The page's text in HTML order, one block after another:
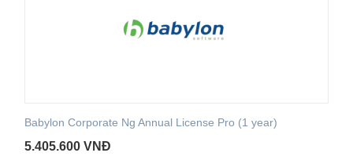
Babylon Corporate Ng Annual License Pro (1 year)
5.405.600 VNĐ